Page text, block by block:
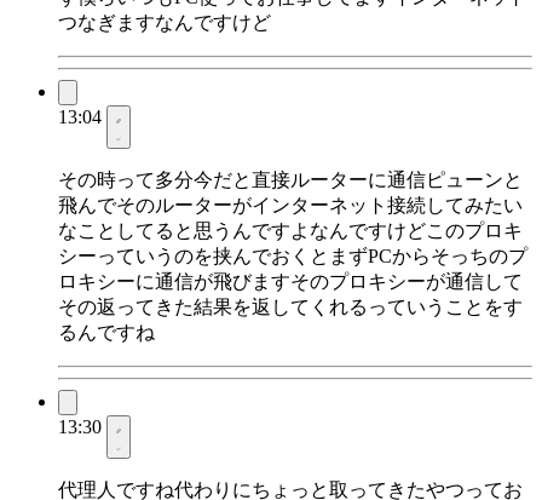
つなぎますなんですけど
13:04
その時って多分今だと直接ルーターに通信ピューンと
飛んでそのルーターがインターネット接続してみたい
なことしてると思うんですよなんですけどこのプロキ
シーっていうのを挟んでおくとまずPCからそっちのプ
ロキシーに通信が飛びますそのプロキシーが通信して
その返ってきた結果を返してくれるっていうことをす
るんですね
13:30
代理人ですね代わりにちょっと取ってきたやつってお